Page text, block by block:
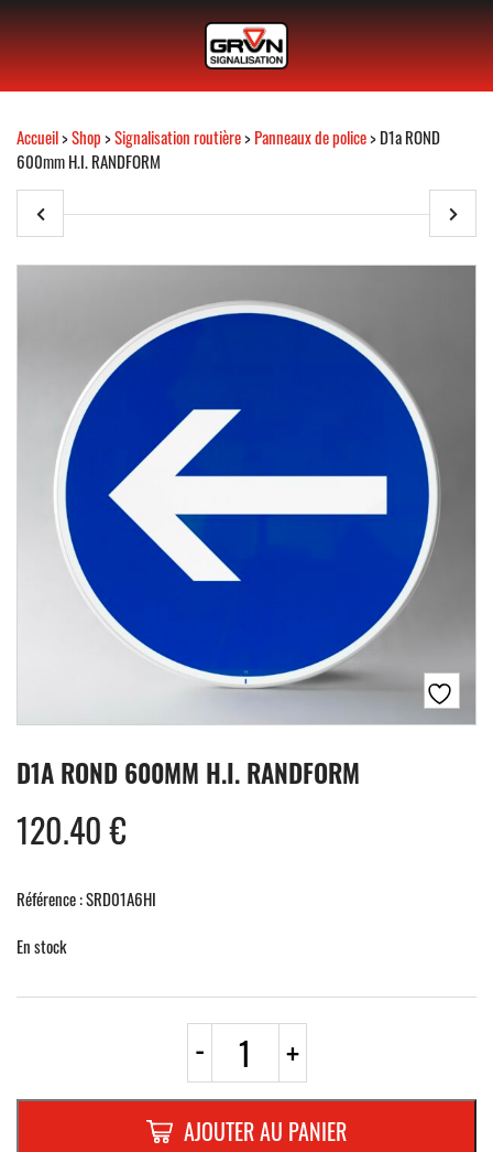
Accueil>Shop>Signalisation routière>Panneaux de police> D1a ROND
600mm H.I. RANDFORM
D1A ROND 600MM H.I. RANDFORM
120.40€
Référence : SRD01A6HI
En stock
- quantité
D1a
ROND
600mm
H.I.
+
AJOUTER AU PANIER